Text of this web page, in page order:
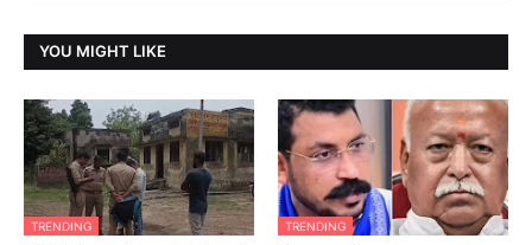
YOU MIGHT LIKE
TRENDING TRENDING